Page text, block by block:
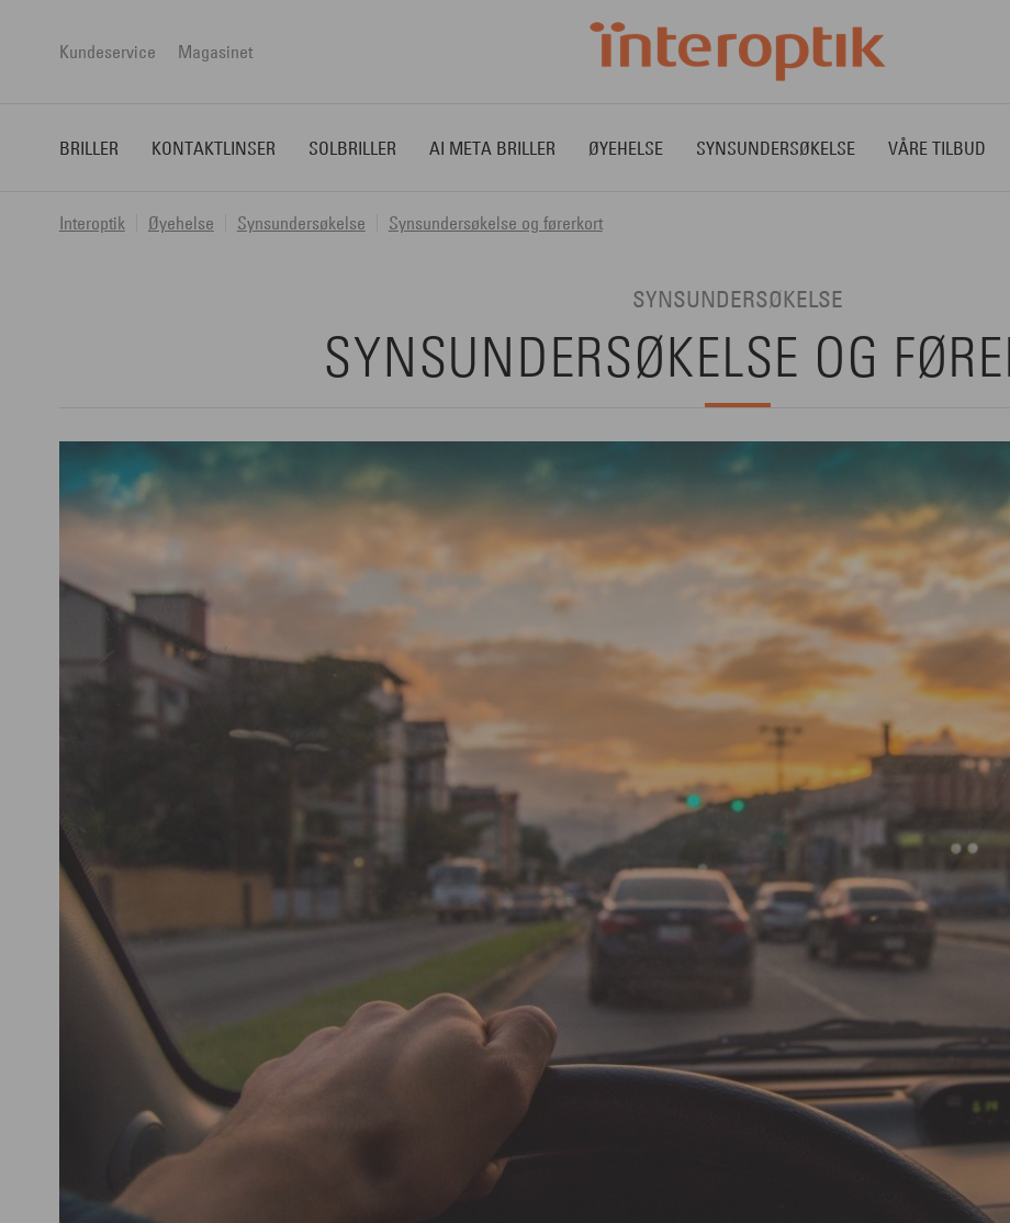
Kundeservice Magasinet
BRILLER KONTAKTLINSER SOLBRILLER AI META BRILLER ØYEHELSE SYNSUNDERSØKELSE VÅRE TILBUD
Interoptik Øyehelse Synsundersøkelse Synsundersøkelse og førerkort
SYNSUNDERSØKELSE
SYNSUNDERSØKELSE OG